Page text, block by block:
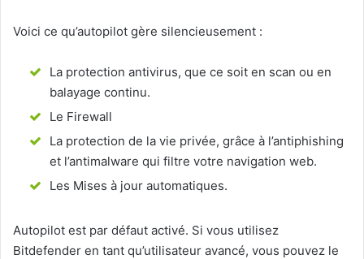
Voici ce qu’autopilot gère silencieusement :
La protection antivirus, que ce soit en scan ou en
balayage continu.
Le Firewall
La protection de la vie privée, grâce à l’antiphishing
et l’antimalware qui filtre votre navigation web.
Les Mises à jour automatiques.
Autopilot est par défaut activé. Si vous utilisez
Bitdefender en tant qu’utilisateur avancé, vous pouvez le